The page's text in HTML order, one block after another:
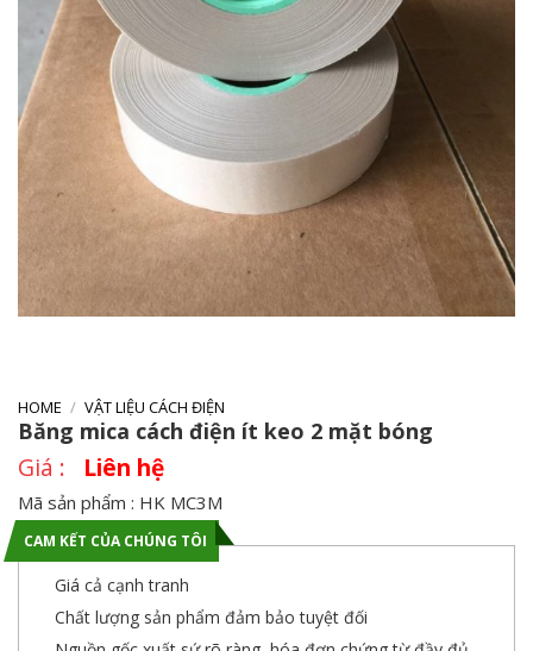
HOME / VẬT LIỆU CÁCH ĐIỆN
Băng mica cách điện ít keo 2 mặt bóng
Liên hệ
Mã sản phẩm : HK MC3M
CAM KẾT CỦA CHÚNG TÔI
Giá cả cạnh tranh
Chất lượng sản phẩm đảm bảo tuyệt đối